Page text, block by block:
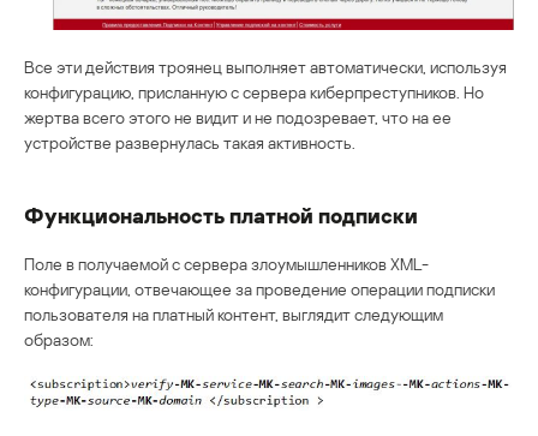
Все эти действия троянец выполняет автоматически, используя
конфигурацию, присланную с сервера киберпреступников. Но
жертва всего этого не видит и не подозревает, что на ее
устройстве развернулась такая активность.
Функциональность платной подписки
Поле в получаемой с сервера злоумышленников XML-
конфигурации, отвечающее за проведение операции подписки
пользователя на платный контент, выглядит следующим
образом: